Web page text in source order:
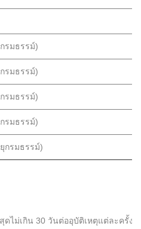
รมธรรม์)
รมธรรม์)
รมธรรม์)
รมธรรม์)
กรมธรรม์)
ดไม่เกิน 30 วันต่ออุบัติเหตุแต่ละครั้